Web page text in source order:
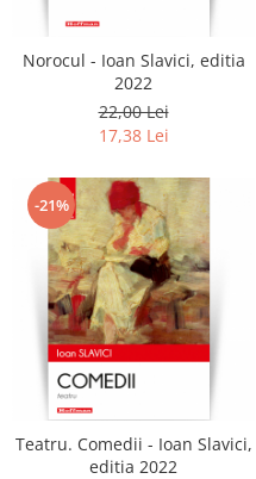
Sociologie si filozofie
Norocul - Ioan Slavici, editia
2022
22,00 Lei
17,38 Lei
-21%
Teatru. Comedii - Ioan Slavici,
editia 2022